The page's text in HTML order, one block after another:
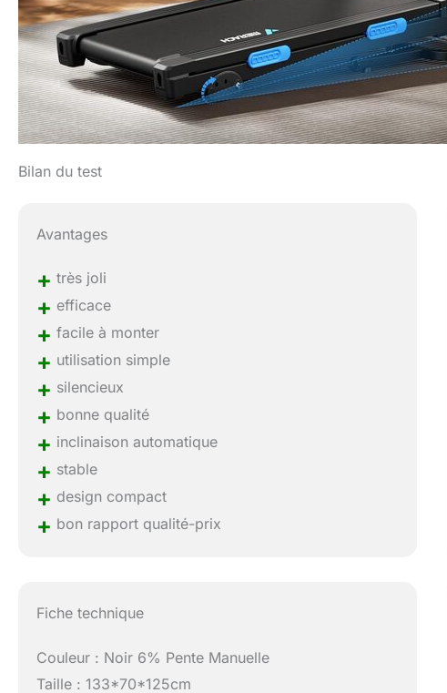
Bilan du test
Avantages
+ très joli
+ efficace
+ facile à monter
+ utilisation simple
+ silencieux
+ bonne qualité
+ inclinaison automatique
+ stable
+ design compact
+ bon rapport qualité-prix
Fiche technique
Couleur : Noir 6% Pente Manuelle
Taille : 133*70*125cm